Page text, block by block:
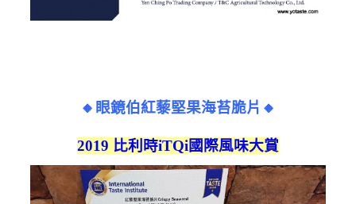
🔸眼鏡伯紅藜堅果海苔脆片🔸
2019 比利時iTQi國際風味大賞